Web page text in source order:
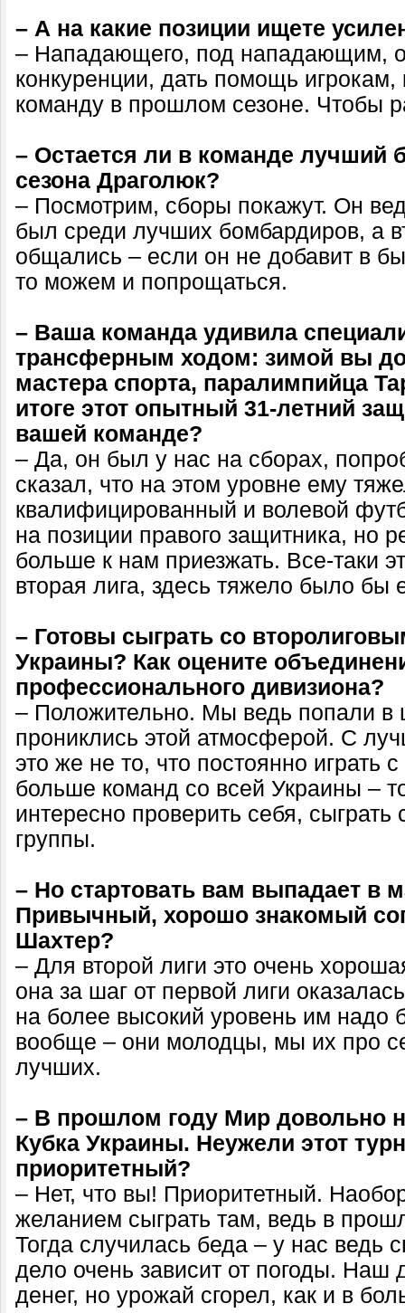
– А на какие позиции ищете
– Нападающего, под нападающим,
конкуренции, дать помощь
команду в прошлом сезоне. Чтобы
– Остается ли в команде лучший
сезона Драголюк?
– Посмотрим, сборы покажут. Он
был среди лучших бомбардиров, а
общались – если он не добавит в
то можем и попрощаться.
– Ваша команда удивила
трансферным ходом: зимой вы
мастера спорта, паралимпийца
итоге этот опытный 31-летний
вашей команде?
– Да, он был у нас на сборах,
сказал, что на этом уровне ему
квалифицированный и волевой
на позиции правого защитника, но
больше к нам приезжать. Все-таки
вторая лига, здесь тяжело было бы
– Готовы сыграть со
Украины? Как оцените
профессионального дивизиона?
– Положительно. Мы ведь попали в
прониклись этой атмосферой. С
это же не то, что постоянно играть
больше команд со всей Украины –
интересно проверить себя, сыграть
группы.
– Но стартовать вам выпадает в
Привычный, хорошо знакомый
Шахтер?
– Для второй лиги это очень
она за шаг от первой лиги
на более высокий уровень им надо
вообще – они молодцы, мы их про
лучших.
– В прошлом году Мир довольно
Кубка Украины. Неужели этот
приоритетный?
– Нет, что вы! Приоритетный.
желанием сыграть там, ведь в
Тогда случилась беда – у нас ведь
дело очень зависит от погоды. Наш
денег, но урожай сгорел, как и в